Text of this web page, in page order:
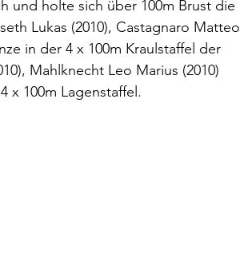
und holte sich über 100m Brust die
Lukas (2010), Castagnaro Matteo
in der 4 x 100m Kraulstaffel der
Mahlknecht Leo Marius (2010)
x 100m Lagenstaffel.